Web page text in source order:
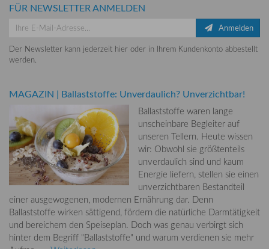
FÜR NEWSLETTER ANMELDEN
Anmelden
Der Newsletter kann jederzeit hier oder in Ihrem Kundenkonto abbestellt
werden.
MAGAZIN | Ballaststoffe: Unverdaulich? Unverzichtbar!
Ballaststoffe waren lange
unscheinbare Begleiter auf
unseren Tellern. Heute wissen
wir: Obwohl sie größtenteils
unverdaulich sind und kaum
Energie liefern, stellen sie einen
unverzichtbaren Bestandteil
einer ausgewogenen, modernen Ernährung dar. Denn
Ballaststoffe wirken sättigend, fördern die natürliche Darmtätigkeit
und bereichern den Speiseplan. Doch was genau verbirgt sich
hinter dem Begriff "Ballaststoffe" und warum verdienen sie mehr